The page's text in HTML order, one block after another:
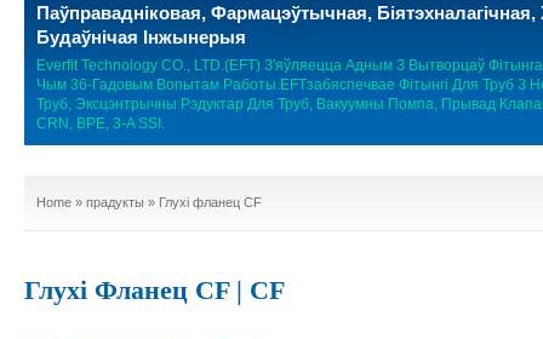
Паўправадніковая, Фармацэўтычная,
Будаўнічая Інжынерыя
Everfit Technology CO., LTD.(EFT) З'яўляецца Адным З Вытворцаў
Чым 36-Гадовым Вопытам Работы.EFTзабяспечвае Фітынгі Для Труб З
Труб, Эксцэнтрычны Рэдуктар Для Труб, Вакуумны Помпа, Прывад
CRN, BPE, 3-A SSI.
Home » прадукты » Глухі фланец CF
Глухі Фланец CF | CF